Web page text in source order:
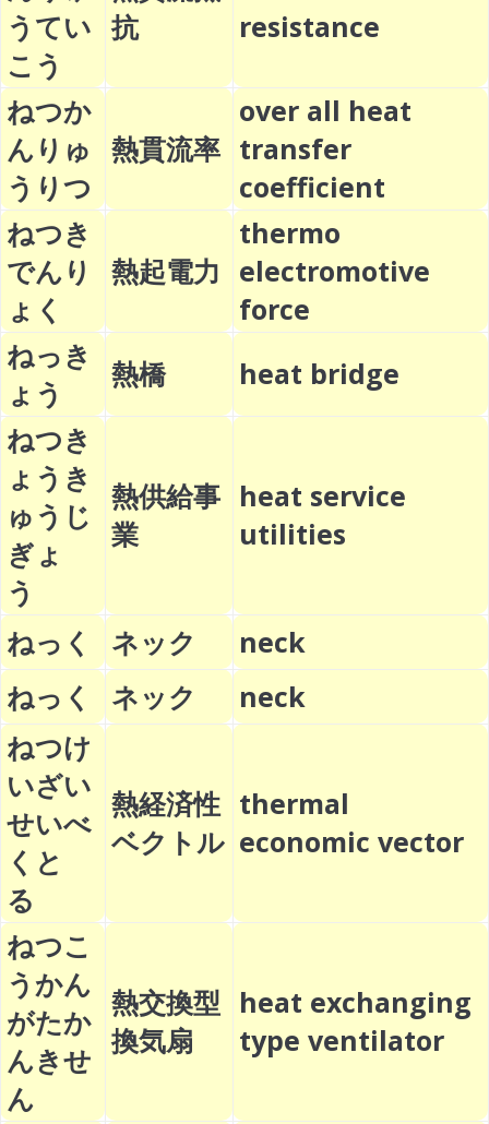
うてい
こう
抗
resistance
ねつか
んりゅ
うりつ
熱貫流率
over all heat
transfer
coefficient
ねつき
でんり
ょく
熱起電力
thermo
electromotive
force
ねっき
ょう
熱橋
heat bridge
ねつき
ょうき
ゅうじ
ぎょ
う
熱供給事
業
heat service
utilities
ねっく ネック
neck
ねっく
ネック
neck
ねつけ
いざい
せいべ
くと
る
熱経済性
ベクトル
thermal
economic vector
ねつこ
うかん
がたか
んきせ
ん
熱交換型
換気扇
heat exchanging
type ventilator